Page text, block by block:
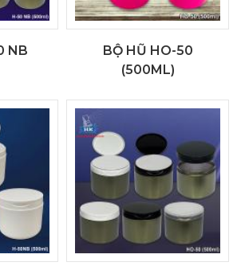
NB
BỘ HŨ HO-50
(500ML)